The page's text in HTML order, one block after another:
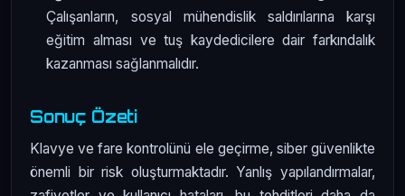
Çalışanların, sosyal mühendislik saldırılarına karşı
eğitim alması ve tuş kaydedicilere dair farkındalık
kazanması sağlanmalıdır.
Sonuç Özeti
Klavye ve fare kontrolünü ele geçirme, siber güvenlikte
önemli bir risk oluşturmaktadır. Yanlış yapılandırmalar,